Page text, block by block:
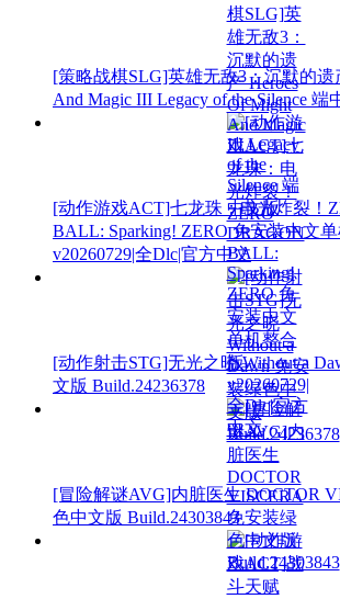
[策略战棋SLG]英雄无敌3：沉默的遗
And Magic III Legacy of the Silence 端
[动作游戏ACT]七龙珠：电光炸裂！
BALL: Sparking! ZERO 免安装中文
v20260729|全Dlc|官方中文
[动作射击STG]无光之晓 Without a
文版 Build.24236378
[冒险解谜AVG]内脏医生 DOCTOR
色中文版 Build.24303843